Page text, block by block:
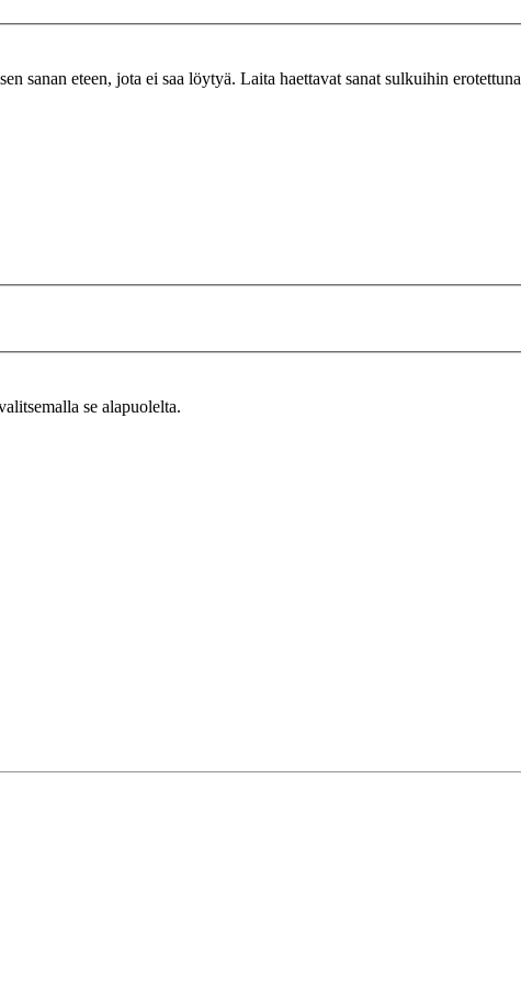
sanan eteen, jota ei saa löytyä. Laita haettavat sanat sulkuihin erotettuna
se alapuolelta.